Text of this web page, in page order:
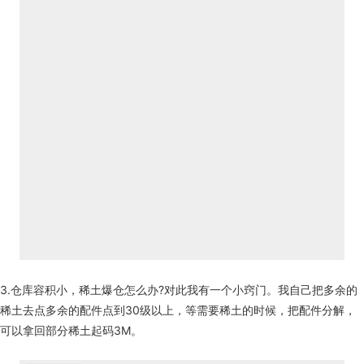
3.仓库容积小，稀土爆仓怎么办?对此我有一个小窍门。我自己把多余的
稀土去点多余的配件点到30级以上，等需要稀土的时候，把配件分解，
可以拿回部分稀土起码3M。